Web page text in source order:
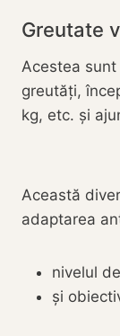
Greutate
Acestea
greutăți,
kg, etc. și
Această
adaptarea
nivelul
și